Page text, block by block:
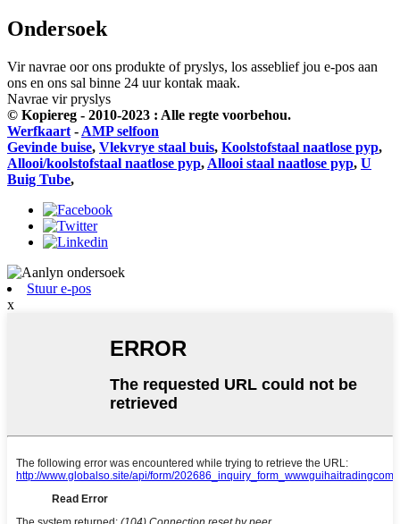
Ondersoek
Vir navrae oor ons produkte of pryslys, los asseblief jou e-pos aan
ons en ons sal binne 24 uur kontak maak.
Navrae vir pryslys
© Kopiereg - 2010-2023 : Alle regte voorbehou.
Werfkaart - AMP selfoon
Gevinde buise, Vlekvrye staal buis, Koolstofstaal naatlose pyp,
Allooi/koolstofstaal naatlose pyp, Allooi staal naatlose pyp, U
Buig Tube,
Stuur e-pos
x